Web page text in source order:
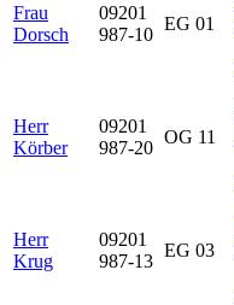
Frau
Dorsch
09201
987-10
EG 01
Herr
Körber
09201
987-20
OG 11
Herr
Krug
09201
987-13
EG 03